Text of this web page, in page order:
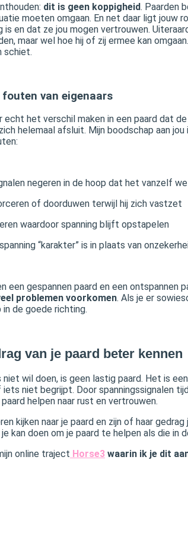
dit is geen koppigheid. Paarden
moeten omgaan. En net daar ligt jouw
is en dat ze jou mogen vertrouwen.
maar wel hoe hij of zij ermee kan
schiet.
van eigenaars
echt het verschil maken in een paard dat
helemaal afsluit. Mijn boodschap aan
negeren in de hoop dat het vanzelf
of doorduwen terwijl hij zich vastzet
waardoor spanning blijft opstapelen
“karakter” is in plaats van
een gespannen paard en een ontspannen
problemen voorkomen. Als je er
de goede richting.
van je paard beter kennen
niet wil doen, is geen lastig paard. Het is
niet begrijpt. Door spanningssignalen
helpen naar rust en vertrouwen.
kijken naar je paard en zijn of haar
kan doen om je paard te helpen als die in
online traject Horse3 waarin ik je dit